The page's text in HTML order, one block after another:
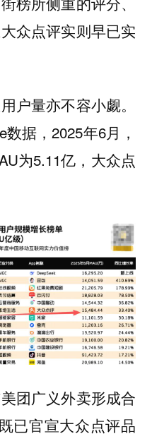
众点评实则早已实
户量亦不容小觑。
据，2025年6月，
为5.11亿，大众点
团广义外卖形成合
已官宣大众点评品